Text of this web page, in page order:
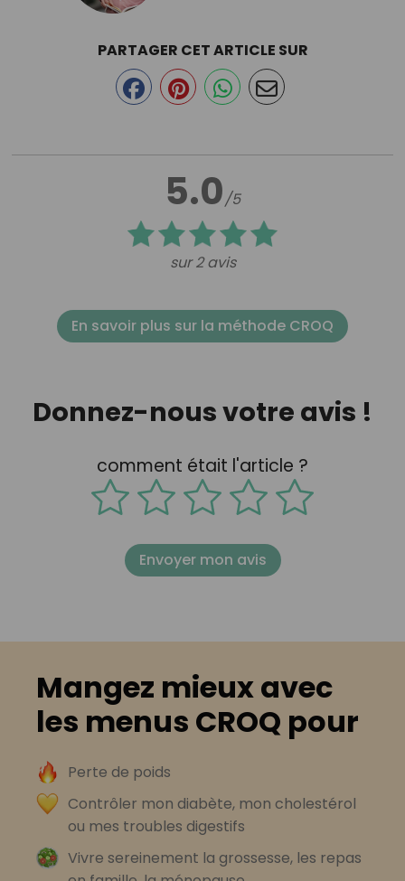
5.0/5
sur 2 avis
PARTAGER CET ARTICLE SUR
En savoir plus sur la méthode CROQ
Donnez-nous votre avis !
comment était l'article ?
Envoyer mon avis
Mangez mieux avec
les menus CROQ pour
Perte de poids
Contrôler mon diabète, mon cholestérol
ou mes troubles digestifs
Vivre sereinement la grossesse, les repas